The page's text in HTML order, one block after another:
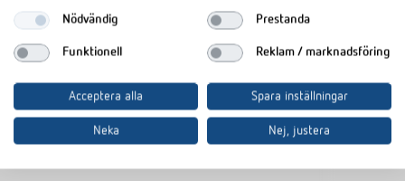
Nödvändig Prestanda
Funktionell Reklam / marknadsföring
Acceptera alla Spara inställningar
Neka Nej, justera